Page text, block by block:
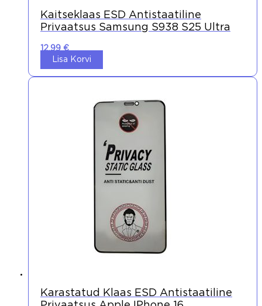
Kaitseklaas ESD Antistaatiline
Privaatsus Samsung S938 S25 Ultra
12,99 €
Lisa Korvi
Karastatud Klaas ESD Antistaatiline